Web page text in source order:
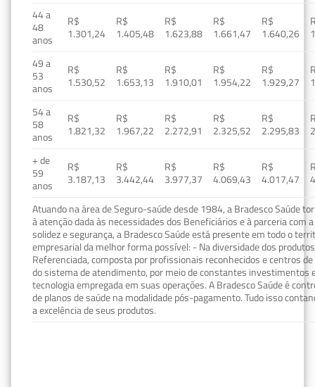
44 a
48
anos
R$
1.301,24
R$
1.405,48
R$
1.623,88
R$
1.661,47
R$
1.640,26
49 a
53
anos
R$
1.530,52
R$
1.653,13
R$
1.910,01
R$
1.954,22
R$
1.929,27
54 a
58
anos
R$
1.821,32
R$
1.967,22
R$
2.272,91
R$
2.325,52
R$
2.295,83
+ de
59
anos
R$
3.187,13
R$
3.442,44
R$
3.977,37
R$
4.069,43
R$
4.017,47
Atuando na área de Seguro-saúde desde 1984, a Bradesco Saúde
à atenção dada às necessidades dos Beneficiários e à parceria com
solidez e segurança, a Bradesco Saúde está presente em todo o
empresarial da melhor forma possível: - Na diversidade dos
Referenciada, composta por profissionais reconhecidos e centros
do sistema de atendimento, por meio de constantes investimentos
tecnologia empregada em suas operações. A Bradesco Saúde é
de planos de saúde na modalidade pós-pagamento. Tudo isso
a excelência de seus produtos.